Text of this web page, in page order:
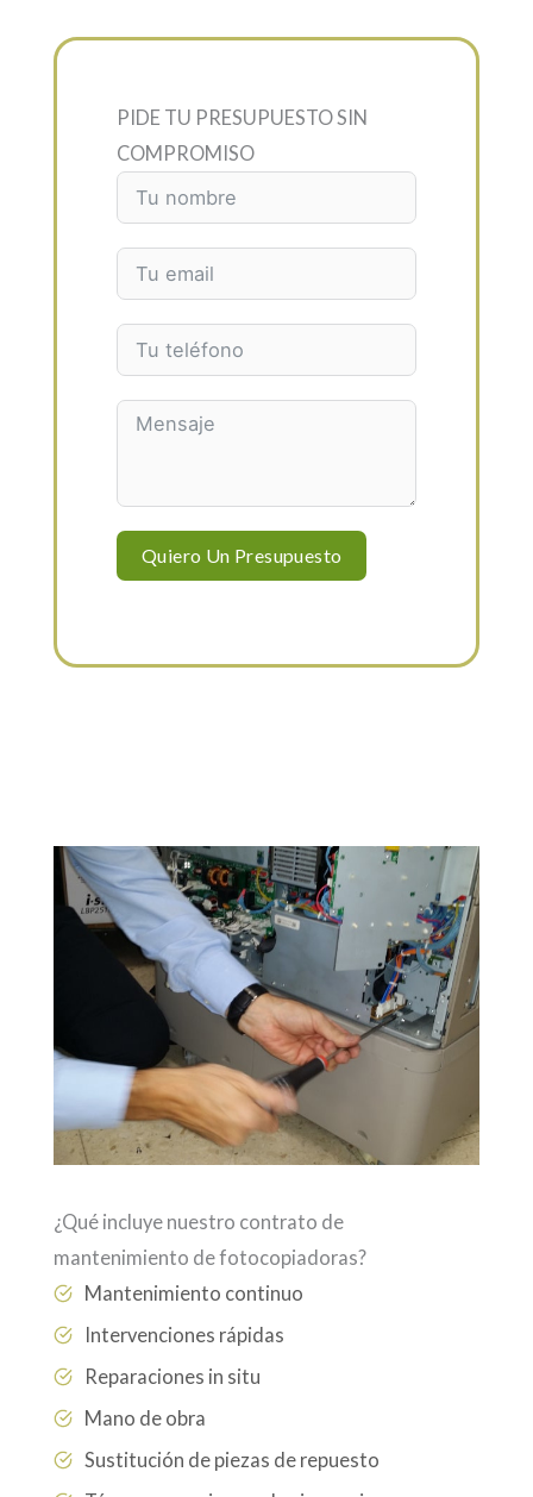
PIDE TU PRESUPUESTO SIN
COMPROMISO
Quiero Un Presupuesto
¿Qué incluye nuestro contrato de
mantenimiento de fotocopiadoras?
Mantenimiento continuo
Intervenciones rápidas
Reparaciones in situ
Mano de obra
Sustitución de piezas de repuesto